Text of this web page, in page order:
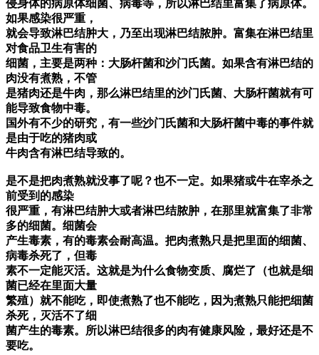
侵身体的病原体细菌、病毒等，所以淋巴结里富集了病原体。
如果感染很严重，
就会导致淋巴结肿大，乃至出现淋巴结脓肿。富集在淋巴结里
对食品卫生有害的
细菌，主要是两种：大肠杆菌和沙门氏菌。如果含有淋巴结的
肉没有煮熟，不管
是猪肉还是牛肉，那么淋巴结里的沙门氏菌、大肠杆菌就有可
能导致食物中毒。
国外有不少的研究，有一些沙门氏菌和大肠杆菌中毒的事件就
是由于吃的猪肉或
牛肉含有淋巴结导致的。
是不是把肉煮熟就没事了呢？也不一定。如果猪或牛在宰杀之
前受到的感染
很严重，有淋巴结肿大或者淋巴结脓肿，在那里就富集了非常
多的细菌。细菌会
产生毒素，有的毒素会耐高温。把肉煮熟只是把里面的细菌、
病毒杀死了，但毒
素不一定能灭活。这就是为什么食物变质、腐烂了（也就是细
菌已经在里面大量
繁殖）就不能吃，即使煮熟了也不能吃，因为煮熟只能把细菌
杀死，灭活不了细
菌产生的毒素。所以淋巴结很多的肉有健康风险，最好还是不
要吃。